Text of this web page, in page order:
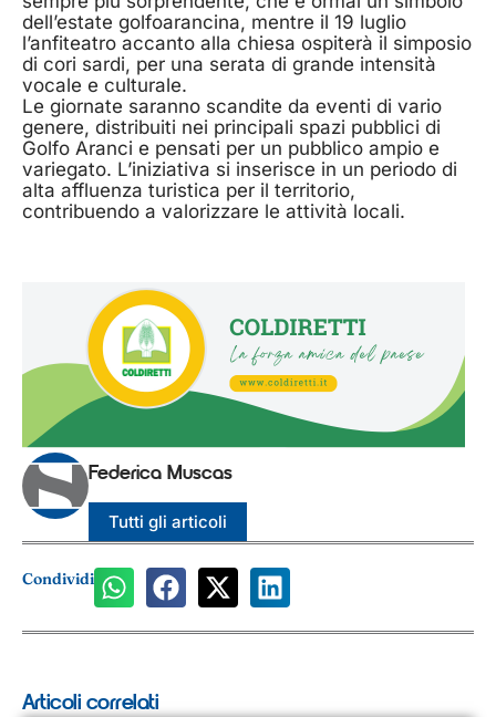
dell’estate golfoarancina, mentre il 19 luglio
l’anfiteatro accanto alla chiesa ospiterà il simposio
di cori sardi, per una serata di grande intensità
vocale e culturale.
Le giornate saranno scandite da eventi di vario
genere, distribuiti nei principali spazi pubblici di
Golfo Aranci e pensati per un pubblico ampio e
variegato. L’iniziativa si inserisce in un periodo di
alta affluenza turistica per il territorio,
contribuendo a valorizzare le attività locali.
Federica Muscas
Tutti gli articoli
Condividi
Articoli correlati